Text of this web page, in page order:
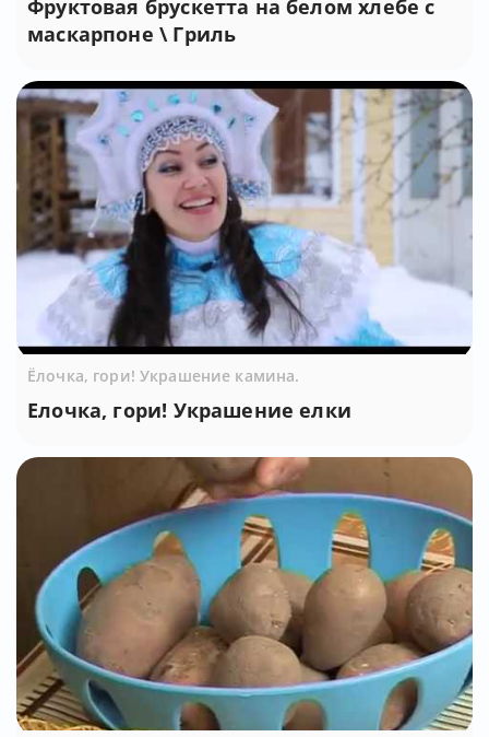
Фруктовая брускетта на белом хлебе с
маскарпоне \ Гриль
Ёлочка, гори! Украшение камина.
Елочка, гори! Украшение елки